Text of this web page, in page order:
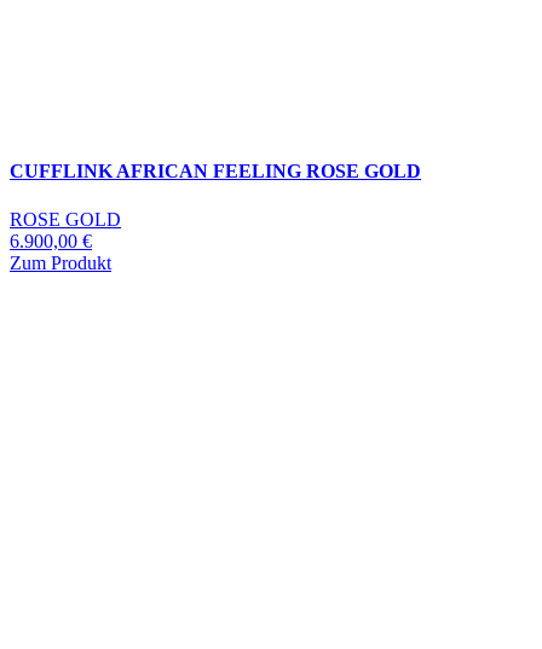
CUFFLINK AFRICAN FEELING ROSE GOLD
ROSE GOLD
6.900,00 €
Zum Produkt